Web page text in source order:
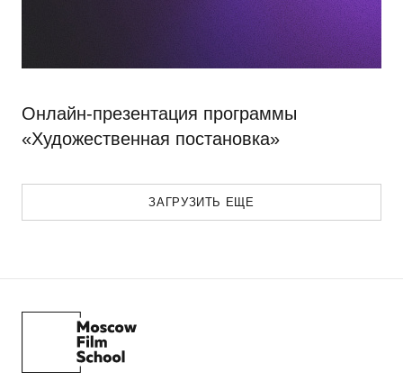
Онлайн-презентация программы
«Художественная постановка»
ЗАГРУЗИТЬ ЕЩЕ